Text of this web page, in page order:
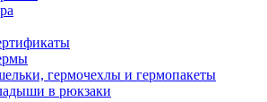
гермочехлы и гермопакеты
в рюкзаки